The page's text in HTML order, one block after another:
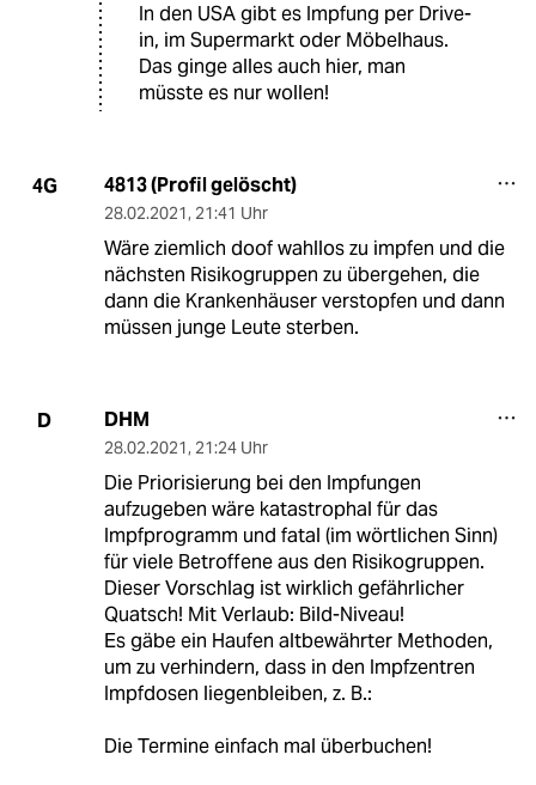
In den USA gibt es Impfung per Drive-
in, im Supermarkt oder Möbelhaus.
Das ginge alles auch hier, man
müsste es nur wollen!
4G 4813 (Profil gelöscht)
28.02.2021, 21:41 Uhr
Wäre ziemlich doof wahllos zu impfen und die
nächsten Risikogruppen zu übergehen, die
dann die Krankenhäuser verstopfen und dann
müssen junge Leute sterben.
D DHM
28.02.2021, 21:24 Uhr
Die Priorisierung bei den Impfungen
aufzugeben wäre katastrophal für das
Impfprogramm und fatal (im wörtlichen Sinn)
für viele Betroffene aus den Risikogruppen.
Dieser Vorschlag ist wirklich gefährlicher
Quatsch! Mit Verlaub: Bild-Niveau!
Es gäbe ein Haufen altbewährter Methoden,
um zu verhindern, dass in den Impfzentren
Impfdosen liegenbleiben, z. B.:
Die Termine einfach mal überbuchen!